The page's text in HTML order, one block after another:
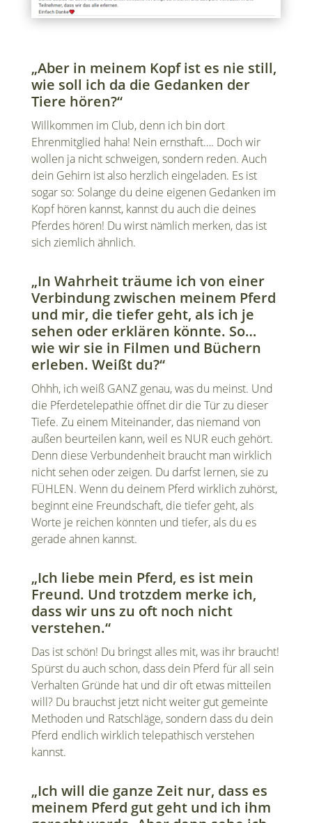
„Aber in meinem Kopf ist es nie still,
wie soll ich da die Gedanken der
Tiere hören?“
Willkommen im Club, denn ich bin dort
Ehrenmitglied haha! Nein ernsthaft…. Doch wir
wollen ja nicht schweigen, sondern reden. Auch
dein Gehirn ist also herzlich eingeladen. Es ist
sogar so: Solange du deine eigenen Gedanken im
Kopf hören kannst, kannst du auch die deines
Pferdes hören! Du wirst nämlich merken, das ist
sich ziemlich ähnlich.
„In Wahrheit träume ich von einer
Verbindung zwischen meinem Pferd
und mir, die tiefer geht, als ich je
sehen oder erklären könnte. So…
wie wir sie in Filmen und Büchern
erleben. Weißt du?“
Ohhh, ich weiß GANZ genau, was du meinst. Und
die Pferdetelepathie öffnet dir die Tür zu dieser
Tiefe. Zu einem Miteinander, das niemand von
außen beurteilen kann, weil es NUR euch gehört.
Denn diese Verbundenheit braucht man wirklich
nicht sehen oder zeigen. Du darfst lernen, sie zu
FÜHLEN. Wenn du deinem Pferd wirklich zuhörst,
beginnt eine Freundschaft, die tiefer geht, als
Worte je reichen könnten und tiefer, als du es
gerade ahnen kannst.
„Ich liebe mein Pferd, es ist mein
Freund. Und trotzdem merke ich,
dass wir uns zu oft noch nicht
verstehen.“
Das ist schön! Du bringst alles mit, was ihr braucht!
Spürst du auch schon, dass dein Pferd für all sein
Verhalten Gründe hat und dir oft etwas mitteilen
will? Du brauchst jetzt nicht weiter gut gemeinte
Methoden und Ratschläge, sondern dass du dein
Pferd endlich wirklich telepathisch verstehen
kannst.
„Ich will die ganze Zeit nur, dass es
meinem Pferd gut geht und ich ihm